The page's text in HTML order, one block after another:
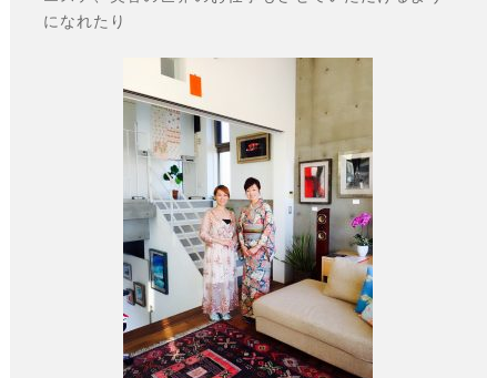
になれたり